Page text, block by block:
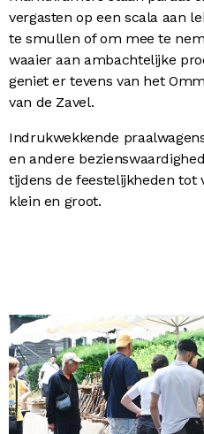
vergasten op een scala aan
te smullen of om mee te
waaier aan ambachtelijke
geniet er tevens van het
van de Zavel.
Indrukwekkende
en andere
tijdens de feestelijkheden tot
klein en groot.